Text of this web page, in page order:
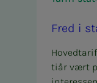
Fred i
tiår vært